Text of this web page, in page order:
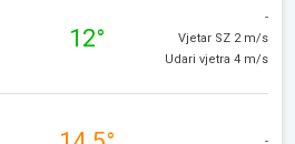
12°
-
Vjetar SZ 2 m/s
Udari vjetra 4 m/s
-